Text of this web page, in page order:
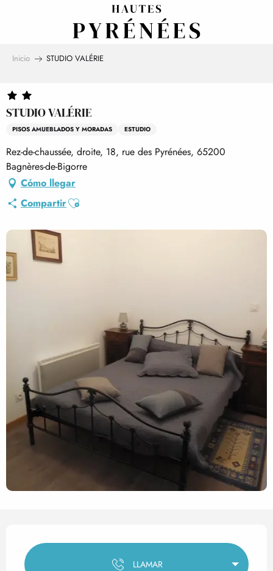
Inicio STUDIO VALÉRIE
STUDIO VALÉRIE
PISOS AMUEBLADOS Y MORADAS ESTUDIO
Rez-de-chaussée, droite, 18, rue des Pyrénées, 65200
Bagnères-de-Bigorre
Cómo llegar
CompartirAjouter aux favoris
Horarios y datos de
LLAMAR